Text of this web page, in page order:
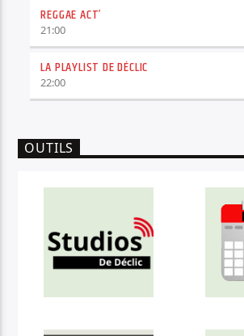
REGGAE ACT’
21:00
LA PLAYLIST DE DÉCLIC
22:00
OUTILS